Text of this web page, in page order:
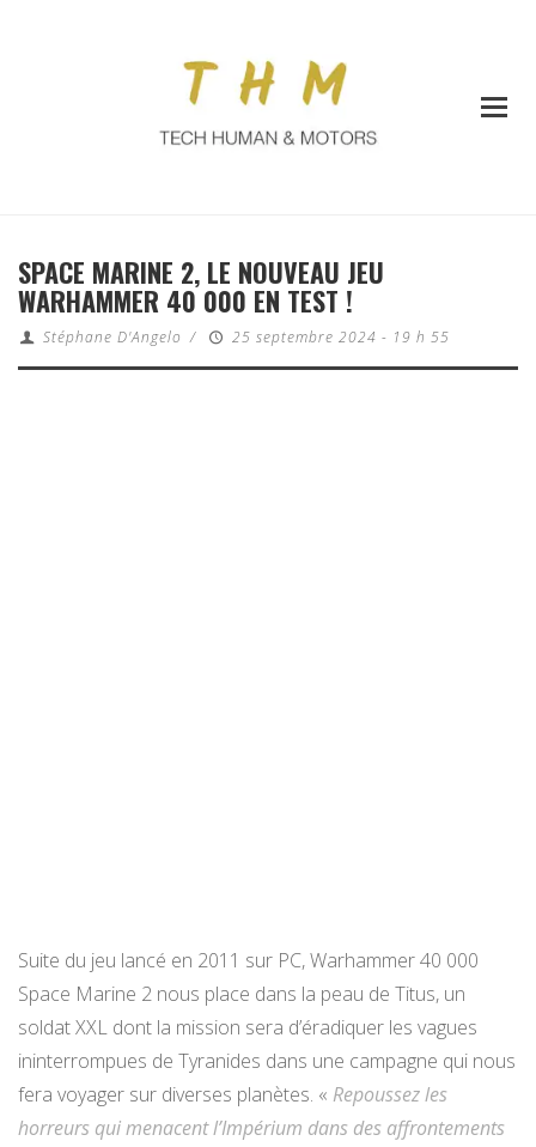
SPACE MARINE 2, LE NOUVEAU JEU
WARHAMMER 40 000 EN TEST !
Stéphane D'Angelo / 25 septembre 2024 - 19 h 55
Suite du jeu lancé en 2011 sur PC, Warhammer 40 000
Space Marine 2 nous place dans la peau de Titus, un
soldat XXL dont la mission sera d’éradiquer les vagues
ininterrompues de Tyranides dans une campagne qui nous
fera voyager sur diverses planètes. « Repoussez les
horreurs qui menacent l’Impérium dans des affrontements